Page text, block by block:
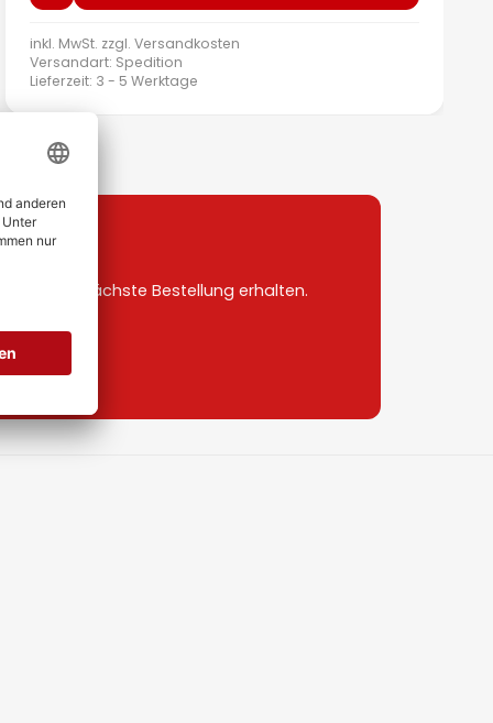
inkl. MwSt. zzgl. Versandkosten
Versandart: Spedition
Lieferzeit: 3 - 5 Werktage
Zehnder Vorheizregister für Lüftungsgeräte
400502007
deine nächste Bestellung erhalten.